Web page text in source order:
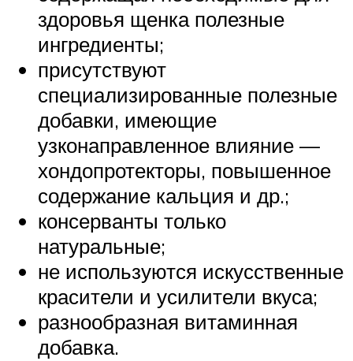
здоровья щенка полезные
ингредиенты;
присутствуют
специализированные полезные
добавки, имеющие
узконаправленное влияние —
хондопротекторы, повышенное
содержание кальция и др.;
консерванты только
натуральные;
не используются искусственные
красители и усилители вкуса;
разнообразная витаминная
добавка.